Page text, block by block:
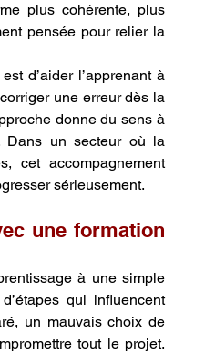
plus cohérente, plus
pensée pour relier la
d’aider l’apprenant à
une erreur dès la
donne du sens à
Dans un secteur où la
cet accompagnement
sérieusement.
une formation
à une simple
qui influencent
tout le projet.